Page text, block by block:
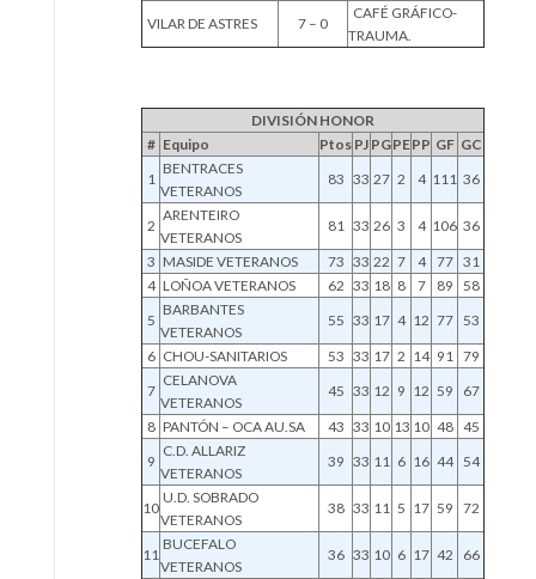
VILAR DE ASTRES 7 – 0
CAFÉ GRÁFICO-
TRAUMA.
DIVISIÓN HONOR
# Equipo Ptos PJ PGPEPP GF GC
1
BENTRACES
VETERANOS
83 33 27 2 4 111 36
2
ARENTEIRO
VETERANOS
81 33 26 3 4 106 36
3 MASIDE VETERANOS 73 33 22 7 4 77 31
4 LOÑOA VETERANOS 62 33 18 8 7 89
58
5
BARBANTES
VETERANOS
55 33 17 4 12 77
53
6 CHOU-SANITARIOS 53 33 17 2 14 91
79
7
CELANOVA
VETERANOS
45 33 12 9 12 59
67
8 PANTÓN – OCA AU.SA 43 33 10 13 10 48 45
9
C.D. ALLARIZ
VETERANOS
39 33 11 6 16 44 54
10
U.D. SOBRADO
VETERANOS
38 33 11 5 17 59 72
11
BUCEFALO
VETERANOS
36 33 10 6 17 42 66